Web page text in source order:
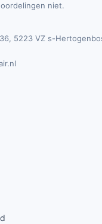
niet.
5223 VZ s-